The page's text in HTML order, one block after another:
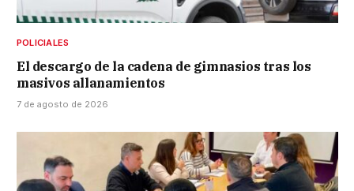
POLICIALES
El descargo de la cadena de gimnasios tras los
masivos allanamientos
7 de agosto de 2026